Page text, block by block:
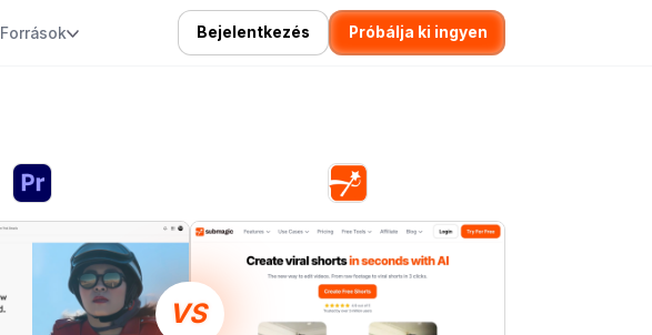
Források Bejelentkezés Próbálja ki ingyen
VS